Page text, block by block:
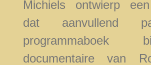
Michiels ontwierp
dat aanvullend
documentaire van